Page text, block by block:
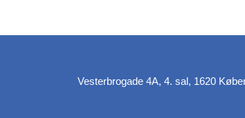
Vesterbrogade 4A, 4. sal, 1620